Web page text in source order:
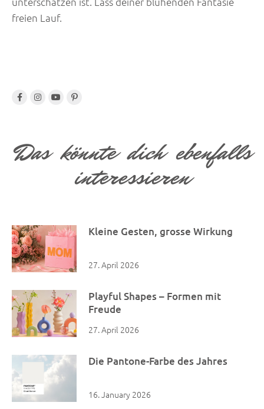
freien Lauf.
Das könnte dich ebenfalls
interessieren
Kleine Gesten, grosse Wirkung
27. April 2026
Playful Shapes – Formen mit
Freude
27. April 2026
Die Pantone-Farbe des Jahres
16. January 2026